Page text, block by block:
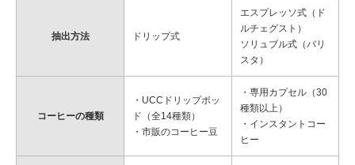
抽出方法 ドリップ式
エスプレッソ式（ド
ルチェグスト）
ソリュブル式（バリ
スタ）
コーヒーの種類
・UCCドリップポッ
ド（全14種類）
・市販のコーヒー豆
・専用カプセル（30
種類以上）
・インスタントコー
ヒー